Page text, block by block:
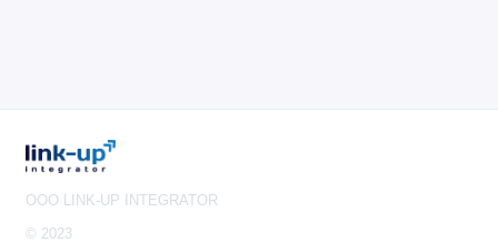
OOO LINK-UP INTEGRATOR
© 2023